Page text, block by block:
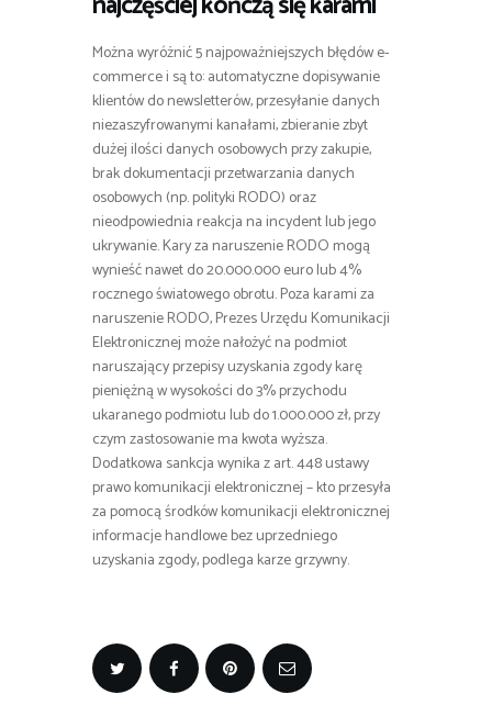
Można wyróżnić 5 najpoważniejszych błędów e-
commerce i są to: automatyczne dopisywanie
klientów do newsletterów, przesyłanie danych
niezaszyfrowanymi kanałami, zbieranie zbyt
dużej ilości danych osobowych przy zakupie,
brak dokumentacji przetwarzania danych
osobowych (np. polityki RODO) oraz
nieodpowiednia reakcja na incydent lub jego
ukrywanie. Kary za naruszenie RODO mogą
wynieść nawet do 20.000.000 euro lub 4%
rocznego światowego obrotu. Poza karami za
naruszenie RODO, Prezes Urzędu Komunikacji
Elektronicznej może nałożyć na podmiot
naruszający przepisy uzyskania zgody karę
pieniężną w wysokości do 3% przychodu
ukaranego podmiotu lub do 1.000.000 zł, przy
czym zastosowanie ma kwota wyższa.
Dodatkowa sankcja wynika z art. 448 ustawy
prawo komunikacji elektronicznej – kto przesyła
za pomocą środków komunikacji elektronicznej
informacje handlowe bez uprzedniego
uzyskania zgody, podlega karze grzywny.